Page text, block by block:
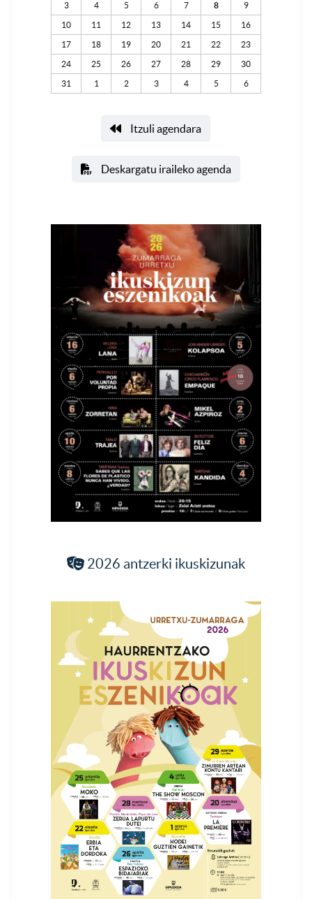
3 4 5 6 7 8 9
10 11 12 13 14 15 16
17 18 19 20 21 22 23
24 25 26 27 28 29 30
31 1 2 3 4 5 6
Itzuli agendara
Deskargatu iraileko agenda
2026 antzerki ikuskizunak